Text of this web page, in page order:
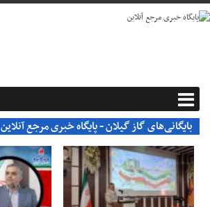
بایگانی‌های گاز گیلان - پایگاه خبری مرجع آنلاین